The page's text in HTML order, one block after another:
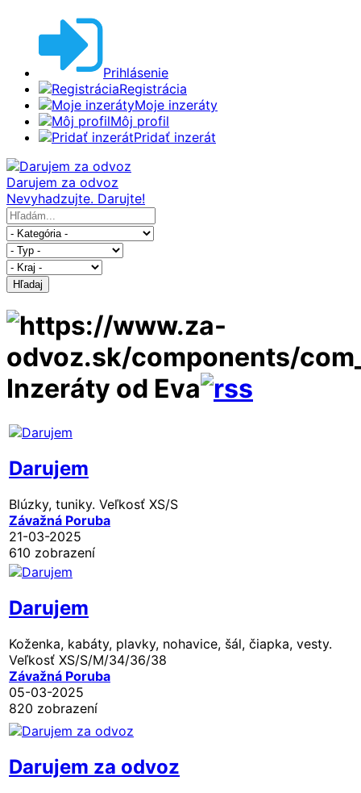
Prihlásenie
Registrácia
Moje inzeráty
Môj profil
Pridať inzerát
Darujem za odvoz
Nevyhadzujte. Darujte!
Hľadaj
Inzeráty od Eva
Darujem
Blúzky, tuniky. Veľkosť XS/S
Závažná Poruba
21-03-2025
610 zobrazení
Darujem
Koženka, kabáty, plavky, nohavice, šál, čiapka, vesty.
Veľkosť XS/S/M/34/36/38
Závažná Poruba
05-03-2025
820 zobrazení
Darujem za odvoz